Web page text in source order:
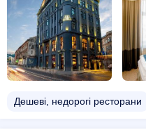
Дешеві, недорогі ресторани